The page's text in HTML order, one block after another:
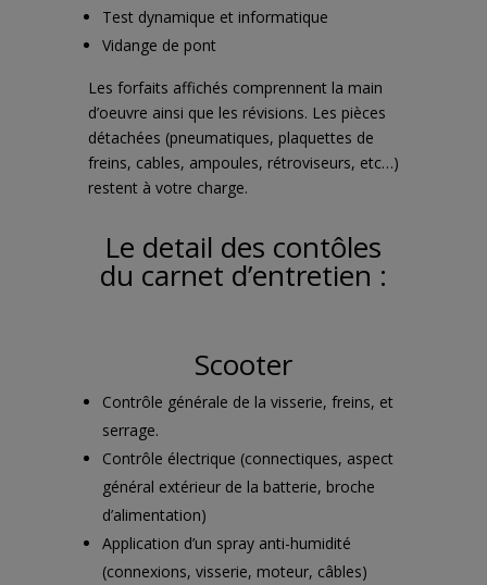
Test dynamique et informatique
Vidange de pont
Les forfaits affichés comprennent la main
d’oeuvre ainsi que les révisions. Les pièces
détachées (pneumatiques, plaquettes de
freins, cables, ampoules, rétroviseurs, etc…)
restent à votre charge.
Le detail des contôles
du carnet d’entretien :
Scooter
Contrôle générale de la visserie, freins, et
serrage.
Contrôle électrique (connectiques, aspect
général extérieur de la batterie, broche
d’alimentation)
Application d’un spray anti-humidité
(connexions, visserie, moteur, câbles)